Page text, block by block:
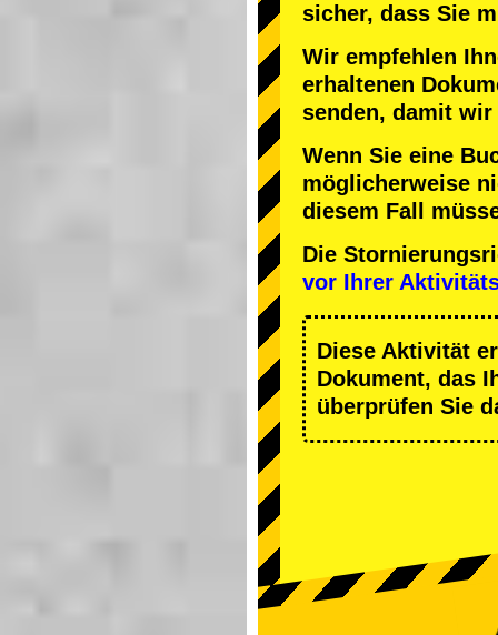
sicher, dass Sie
Wir empfehlen
erhaltenen
senden, damit
Wenn Sie eine
möglicherweise
diesem Fall
Die
vor Ihrer
Diese Aktivität
Dokument, das
überprüfen Sie